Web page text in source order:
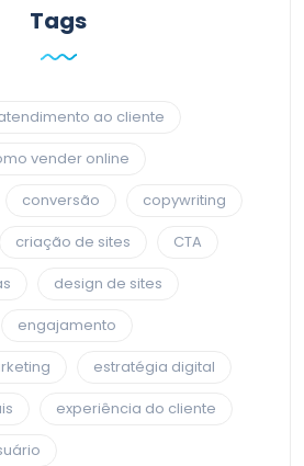
Tags
ao cliente
vender online
conversão
copywriting
criação de sites
CTA
design de sites
engajamento
estratégia digital
experiência do cliente